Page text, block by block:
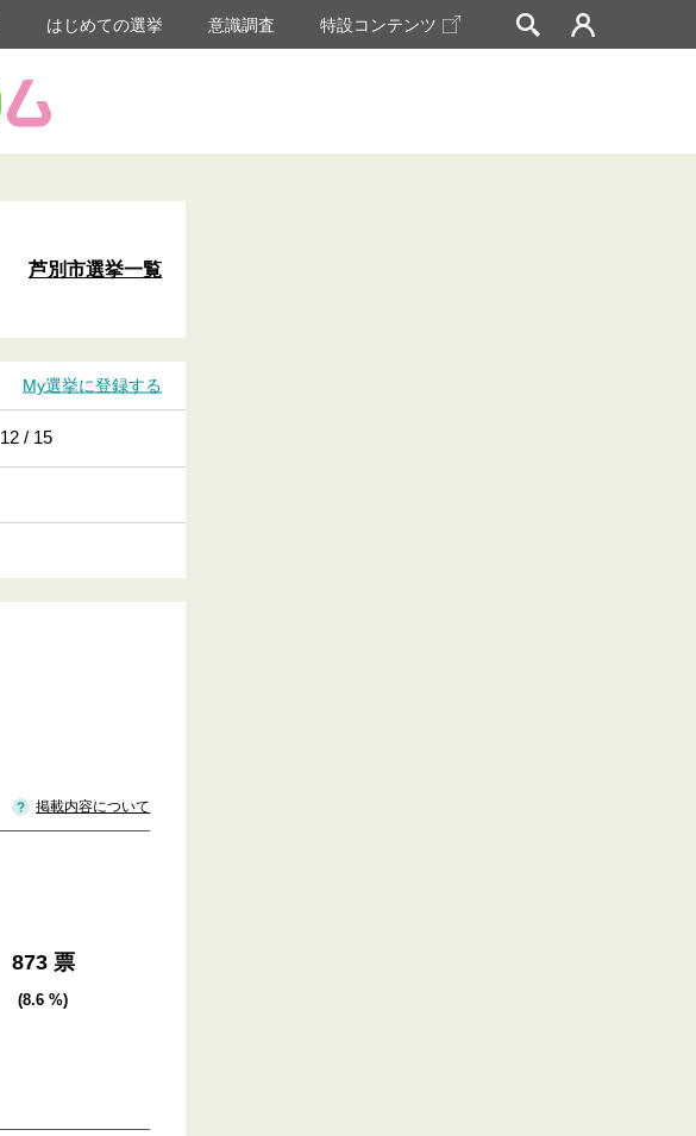
はじめての選挙 意識調査 特設コンテンツ
芦別市選挙一覧
My選挙に登録する
12 / 15
掲載内容について
873 票
(8.6 %)